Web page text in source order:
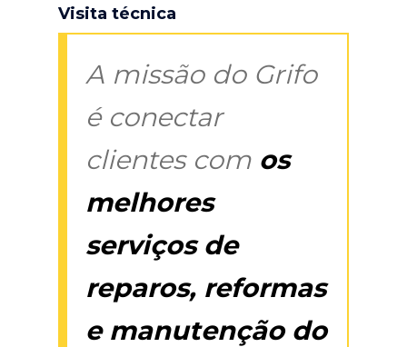
Visita técnica
A missão do Grifo
é conectar
clientes com os
melhores
serviços de
reparos, reformas
e manutenção do